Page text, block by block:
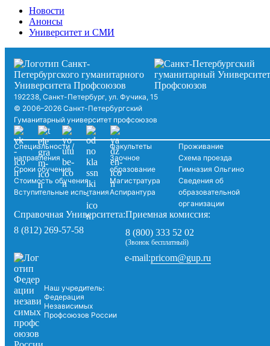
Новости
Анонсы
Университет и СМИ
192238, Санкт-Петербург, ул. Фучика, 15
© 2006–2026 Санкт-Петербургский
Гуманитарный университет профсоюзов
Специальности /
направления
Сроки обучения
Стоимость обучения
Вступительные испытания
Факультеты
Заочное
образование
Магистратура
Аспирантура
Проживание
Схема проезда
Гимназия Ольгино
Сведения об
образовательной
организации
Справочная Университета:
8 (812) 269-57-58
Приемная комиссия:
8 (800) 333 52 02
(Звонок бесплатный)
Наш учредитель:
Федерация
Независимых
Профсоюзов России
e-mail:pricom@gup.ru